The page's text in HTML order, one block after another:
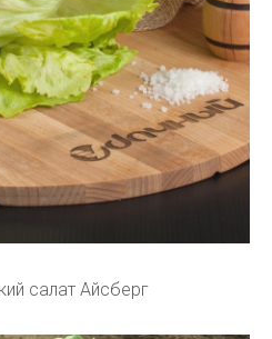
салат Айсберг